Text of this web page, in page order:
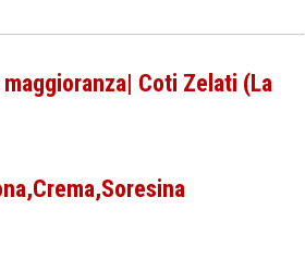
Coti Zelati (La